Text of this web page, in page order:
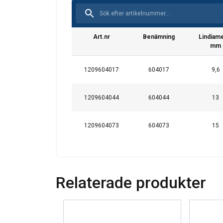
Art.nr Benämning
mm
1209604017 604017 9,6
1209604044 604044 13
1209604073 604073 15
Relaterade produkter
Denna
Vi använder
information om
kombinera den
användning av deras